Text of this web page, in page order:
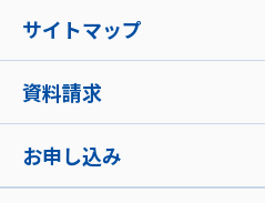
サイトマップ
資料請求
お申し込み